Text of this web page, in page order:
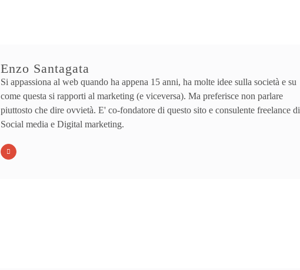
Enzo Santagata
Si appassiona al web quando ha appena 15 anni, ha molte idee sulla società e su
come questa si rapporti al marketing (e viceversa). Ma preferisce non parlare
piuttosto che dire ovvietà. E' co-fondatore di questo sito e consulente freelance di
Social media e Digital marketing.